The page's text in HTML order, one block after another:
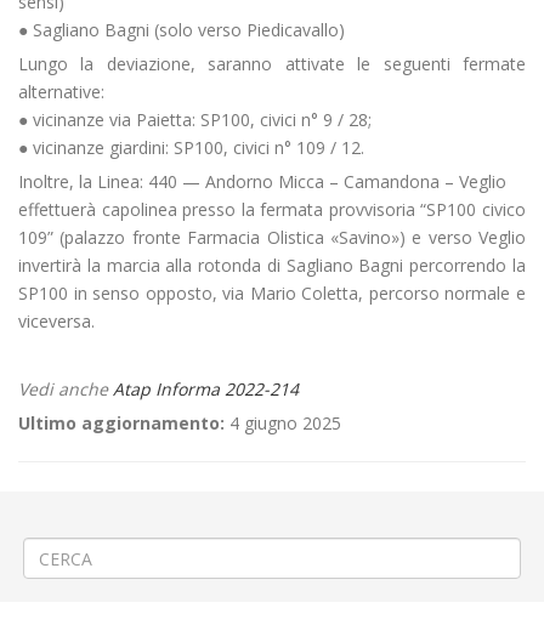
● Sagliano Bagni (solo verso Piedicavallo)
Lungo la deviazione, saranno attivate le seguenti fermate
alternative:
● vicinanze via Paietta: SP100, civici n° 9 / 28;
● vicinanze giardini: SP100, civici n° 109 / 12.
Inoltre, la Linea: 440 — Andorno Micca – Camandona – Veglio
effettuerà capolinea presso la fermata provvisoria “SP100 civico
109” (palazzo fronte Farmacia Olistica «Savino») e verso Veglio
invertirà la marcia alla rotonda di Sagliano Bagni percorrendo la
SP100 in senso opposto, via Mario Coletta, percorso normale e
viceversa.
Vedi ancheAtap Informa 2022-214
Ultimo aggiornamento: 4 giugno 2025